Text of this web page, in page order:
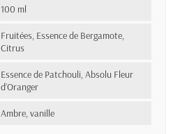
100 ml
Fruitées, Essence de Bergamote,
Citrus
Essence de Patchouli, Absolu Fleur
d’Oranger
Ambre, vanille